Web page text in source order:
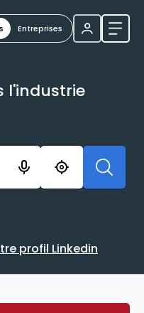
Entreprises
l'industrie
l’enregistrement.
avec votre
profil Linkedin